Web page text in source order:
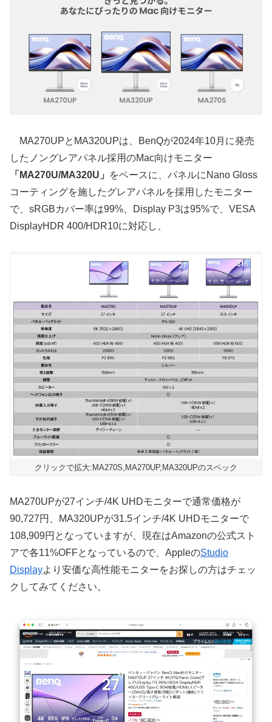
MA270UPとMA320UPは、BenQが2024年10月に発売
したノングレアパネル採用のMac向けモニター
「MA270U/MA320U」
をベースに、パネルにNano Gloss
コーティングを施したグレアパネルを採用したモニター
で、sRGBカバー率は99%、Display P3は95%で、VESA
DisplayHDR 400/HDR10に対応し、
クリックで拡大:MA270S,MA270UP,MA320UPのスペック
MA270UPが27インチ/4K UHDモニターで通常価格が
90,727円、MA320UPが31.5インチ/4K UHDモニターで
108,909円となっていますが、現在はAmazonの公式スト
アで各11%OFFとなっているので、AppleのStudio
Displayより安価な高性能モニターをお探しの方はチェッ
クしてみてください。